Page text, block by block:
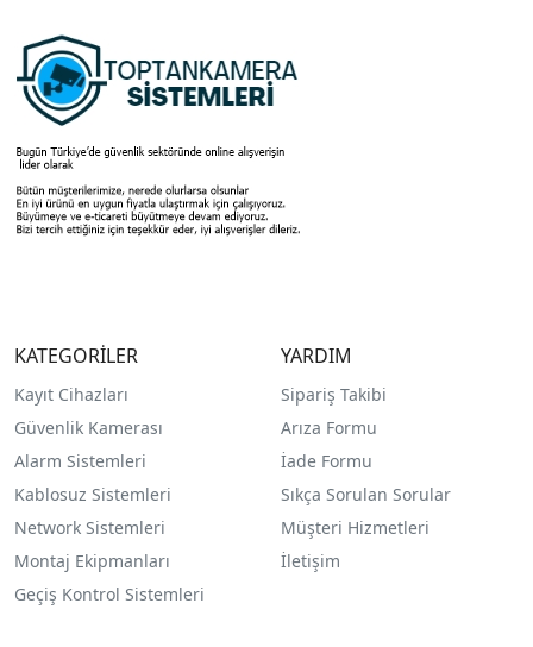
KATEGORİLER
Kayıt Cihazları
Güvenlik Kamerası
Alarm Sistemleri
Kablosuz Sistemleri
Network Sistemleri
Montaj Ekipmanları
Geçiş Kontrol Sistemleri
YARDIM
Sipariş Takibi
Arıza Formu
İade Formu
Sıkça Sorulan Sorular
Müşteri Hizmetleri
İletişim